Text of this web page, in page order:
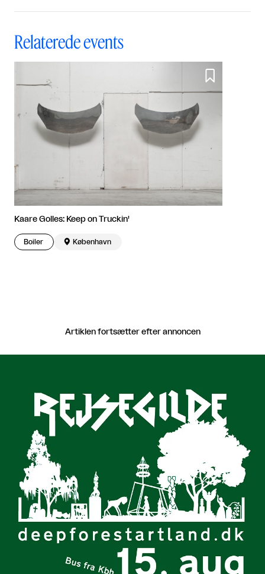
Relaterede events

Kaare Golles: Keep on Truckin'
Boiler  København
Artiklen fortsætter efter annoncen